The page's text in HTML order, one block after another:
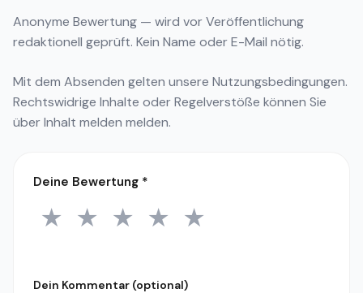
Anonyme Bewertung — wird vor Veröffentlichung
redaktionell geprüft. Kein Name oder E-Mail nötig.
Mit dem Absenden gelten unsere Nutzungsbedingungen.
Rechtswidrige Inhalte oder Regelverstöße können Sie
überInhalt melden melden.
Deine Bewertung *
1 Stern
★ 2 Sterne
★ 3 Sterne
★ 4 Sterne
★ 5 Sterne
★
Dein Kommentar (optional)